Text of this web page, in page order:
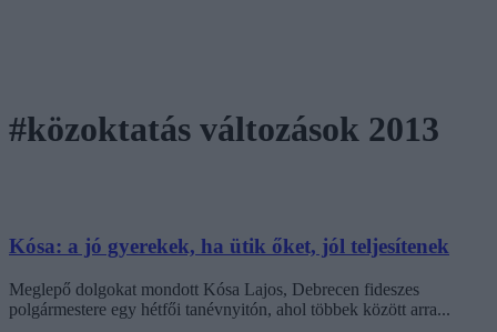
#közoktatás változások 2013
Kósa: a jó gyerekek, ha ütik őket, jól teljesítenek
Meglepő dolgokat mondott Kósa Lajos, Debrecen fideszes
polgármestere egy hétfői tanévnyitón, ahol többek között arra...